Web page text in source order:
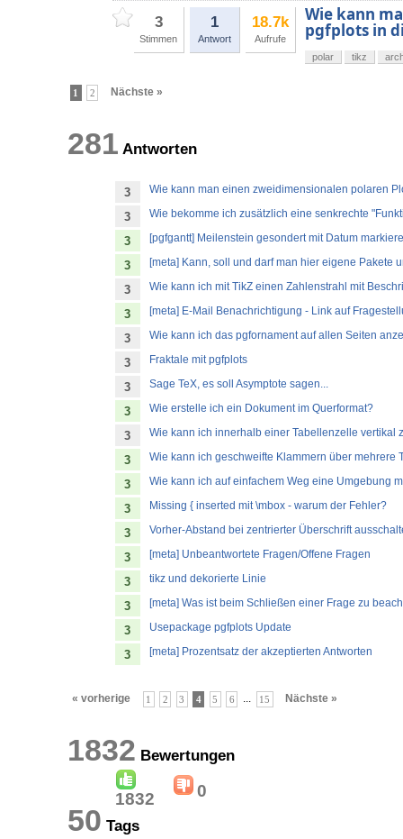
3
Stimmen
1
Antwort
18.7k
Aufrufe
Wie kann
pgfplots in
polar tikz
1 2 Nächste »
281 Antworten
3 Wie kann man einen zweidimensionalen polaren
3 Wie bekomme ich zusätzlich eine senkrechte
3 [pgfgantt] Meilenstein gesondert mit Datum
3 [meta] Kann, soll und darf man hier eigene Pakete
3 Wie kann ich mit TikZ einen Zahlenstrahl mit
3 [meta] E-Mail Benachrichtigung - Link auf
3 Wie kann ich das pgfornament auf allen Seiten
3 Fraktale mit pgfplots
3 Sage TeX, es soll Asymptote sagen...
3 Wie erstelle ich ein Dokument im Querformat?
3 Wie kann ich innerhalb einer Tabellenzelle vertikal
3 Wie kann ich geschweifte Klammern über mehrere
3 Wie kann ich auf einfachem Weg eine Umgebung
3 Missing { inserted mit \mbox - warum der Fehler?
3 Vorher-Abstand bei zentrierter Überschrift
3 [meta] Unbeantwortete Fragen/Offene Fragen
3 tikz und dekorierte Linie
3 [meta] Was ist beim Schließen einer Frage zu
3 Usepackage pgfplots Update
3 [meta] Prozentsatz der akzeptierten Antworten
« vorherige 1 2 3 4 5 6 ... 15 Nächste »
1832 Bewertungen
1832 0
50 Tags